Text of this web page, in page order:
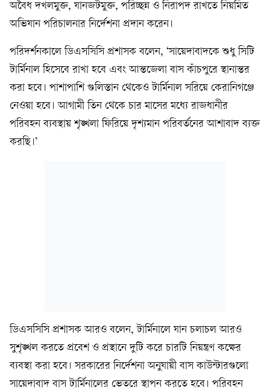
অবৈধ দখলমুক্ত, যানজটমুক্ত, পরিচ্ছন্ন ও নিরাপদ রাখতে নিয়মিত
অভিযান পরিচালনার নির্দেশনা প্রদান করেন।
পরিদর্শনকালে ডিএসসিসি প্রশাসক বলেন, ‘সায়েদাবাদকে শুধু সিটি
টার্মিনাল হিসেবে রাখা হবে এবং আন্তজেলা বাস কাঁচপুরে স্থানান্তর
করা হবে। পাশাপাশি গুলিস্তান থেকেও টার্মিনাল সরিয়ে কেরানিগঞ্জে
নেওয়া হবে। আগামী তিন থেকে চার মাসের মধ্যে রাজধানীর
পরিবহন ব্যবস্থায় শৃঙ্খলা ফিরিয়ে দৃশ্যমান পরিবর্তনের আশাবাদ ব্যক্ত
করছি।’
ডিএসসিসি প্রশাসক আরও বলেন, টার্মিনালে যান চলাচল আরও
সুশৃঙ্খল করতে প্রবেশ ও প্রস্থানে দুটি করে চারটি নিয়ন্ত্রণ কক্ষের
ব্যবস্থা করা হবে। সরকারের নির্দেশনা অনুযায়ী বাস কাউন্টারগুলো
সায়েদাবাদ বাস টার্মিনালের ভেতরে স্থাপন করতে হবে। পরিবহন